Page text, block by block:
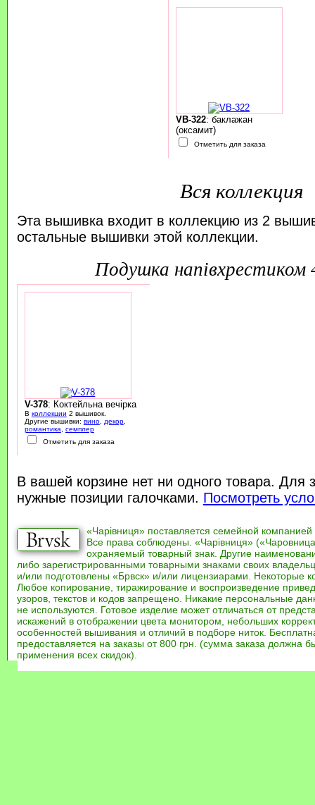
VB-322: баклажан
(оксамит)
Отметить для заказа
Вся коллекция
Эта вышивка входит в коллекцию из 2
остальные вышивки этой коллекции.
подушка
V-378: Коктейльна вечірка
В коллекции 2 вышивок.
Другие вышивки: вино, декор,
романтика
семплер
Отметить для заказа
В вашей корзине нет ни одного товара. Для
нужные позиции галочками. Посмотреть
«Чарівниця» поставляется семейной компанией
Все права соблюдены. «Чарівниця»
охраняемый товарный знак. Другие
либо зарегистрированными товарными знаками своих
и/или подготовлены «Брвск» и/или лицензиарами. Некоторые
Любое копирование, тиражирование и воспроизведение
узоров, текстов и кодов запрещено. Никакие персональные
не используются. Готовое изделие может отличаться от
искажений в отображении цвета монитором, небольших
особенностей вышивания и отличий в подборе ниток.
предоставляется на заказы от 800 грн. (сумма заказа должна
применения всех скидок).